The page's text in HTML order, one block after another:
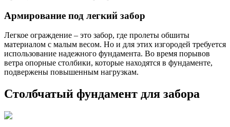
Армирование под легкий забор
Легкое ограждение – это забор, где пролеты обшиты
материалом с малым весом. Но и для этих изгородей требуется
использование надежного фундамента. Во время порывов
ветра опорные столбики, которые находятся в фундаменте,
подвержены повышенным нагрузкам.
Столбчатый фундамент для забора